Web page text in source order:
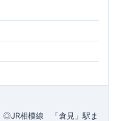
​◎JR相模線 「倉見」駅ま